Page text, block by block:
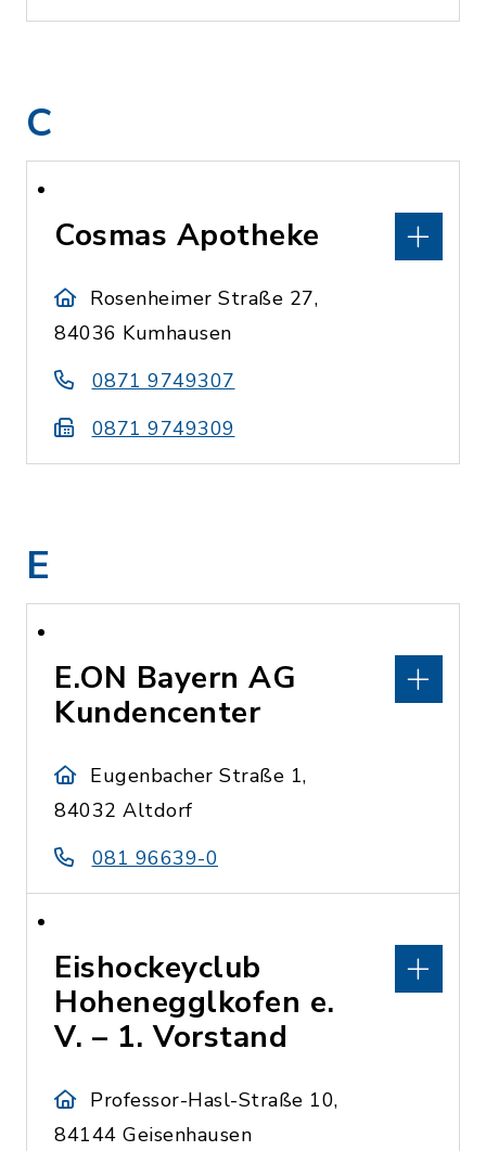
C
Cosmas Apotheke
Rosenheimer Straße 27,
84036 Kumhausen
0871 9749307
0871 9749309
E
E.ON Bayern AG
Kundencenter
Eugenbacher Straße 1,
84032 Altdorf
081 96639-0
Eishockeyclub
Hohenegglkofen e.
V. – 1. Vorstand
Professor-Hasl-Straße 10,
84144 Geisenhausen